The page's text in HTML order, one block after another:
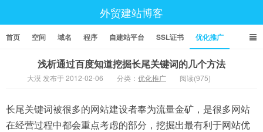
外贸建站博客
首页 空间 域名 程序 自建站平台 SSL证书 优化推广
浅析通过百度知道挖掘长尾关键词的几个方法
大漠 发布于 2012-02-06 分类： 优化推广 阅读(975)
长尾关键词被很多的网站建设者奉为流量金矿，是很多网站
在经营过程中都会重点考虑的部分，挖掘出最有利于网站优